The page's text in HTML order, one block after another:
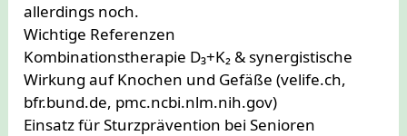
allerdings noch.
Wichtige Referenzen
Kombinationstherapie D₃+K₂ & synergistische
Wirkung auf Knochen und Gefäße (velife.ch,
bfr.bund.de, pmc.ncbi.nlm.nih.gov)
Einsatz für Sturzprävention bei Senioren